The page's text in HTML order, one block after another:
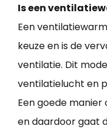
Is een
Een
keuze en is de
ventilatie. Dit
ventilatielucht en
Een goede
en daardoor gaat